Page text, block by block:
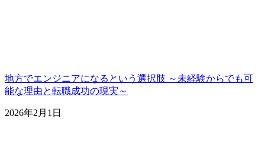
地方でエンジニアになるという選択肢 ～未経験からでも可
能な理由と転職成功の現実～
2026年2月1日